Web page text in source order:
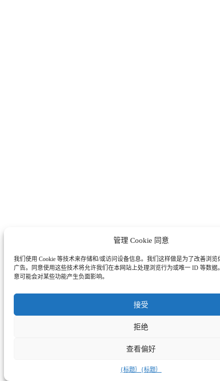
管理 Cookie 同意
我们使用 Cookie 等技术来存储和/或访问设备信息。我们这样做是为了改善浏览
广告。同意使用这些技术将允许我们在本网站上处理浏览行为或唯一 ID 等数据
意可能会对某些功能产生负面影响。
接受
拒绝
查看偏好
{标题｝ {标题｝